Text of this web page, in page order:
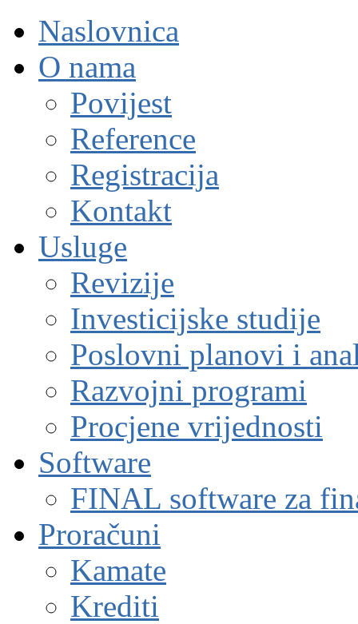
Naslovnica
O nama
Povijest
Reference
Registracija
Kontakt
Usluge
Revizije
Investicijske studije
Poslovni planovi i
Razvojni programi
Procjene vrijednosti
Software
FINAL software za
Proračuni
Kamate
Krediti